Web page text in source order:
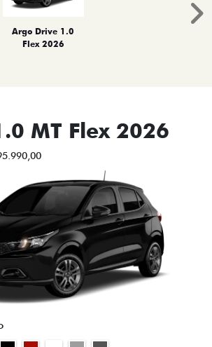
Argo Drive 1.0
Flex 2026
MT Flex 2026